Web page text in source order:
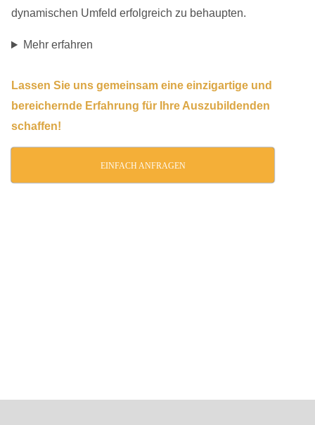
dynamischen Umfeld erfolgreich zu behaupten.
Mehr erfahren
Lassen Sie uns gemeinsam eine einzigartige und
bereichernde Erfahrung für Ihre Auszubildenden
schaffen!
EINFACH ANFRAGEN